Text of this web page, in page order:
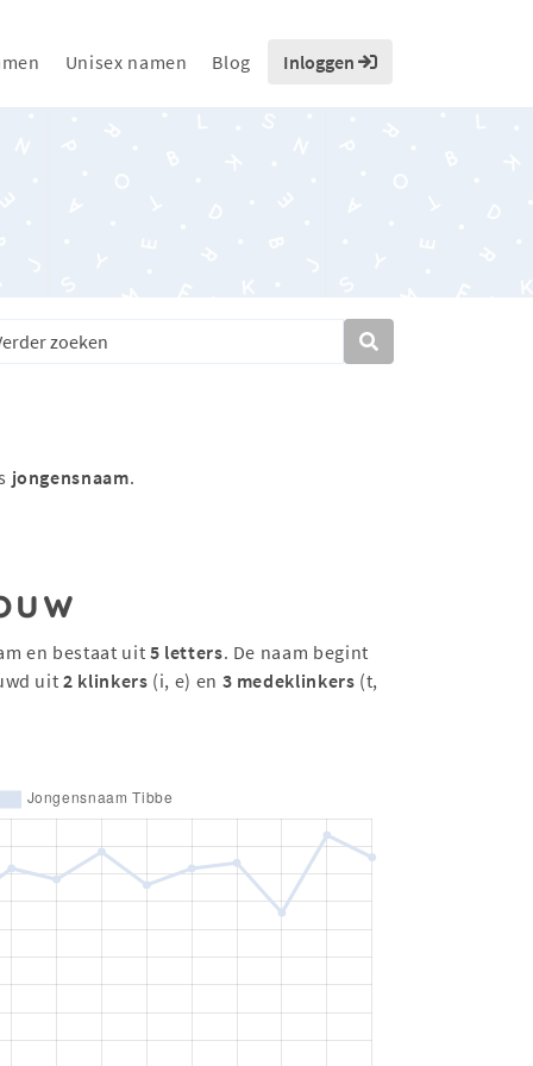
Unisex namen Blog Inloggen
jongensnaam.
en bestaat uit 5 letters. De naam begint
uit2 klinkers (i, e) en 3 medeklinkers (t,